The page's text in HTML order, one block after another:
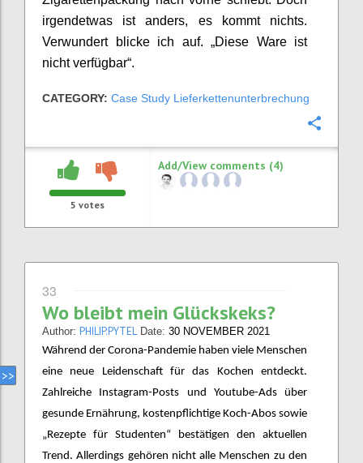
irgendetwas ist anders, es kommt nichts.
Verwundert blicke ich auf. „Diese Ware ist
nicht verfügbar“.
CATEGORY: Case Study Lieferkettenunterbrechung
5 votes
Add/View comments (4)
33
Wo bleibt mein Glückskeks?
Author: PHILIP.PYTEL Date: 30 NOVEMBER 2021
Während der Corona-Pandemie haben viele Menschen
eine neue Leidenschaft für das Kochen entdeckt.
Zahlreiche Instagram-Posts und Youtube-Ads über
gesunde Ernährung, kostenpflichtige Koch-Abos sowie
„Rezepte für Studenten“ bestätigen den aktuellen
Trend. Allerdings gehören nicht alle Menschen zu den